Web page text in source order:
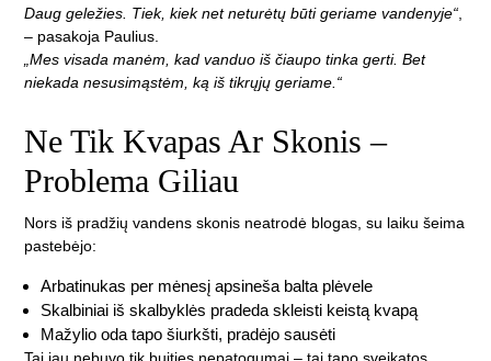
Daug geležies. Tiek, kiek net neturėtų būti geriame vandenyje“
– pasakoja Paulius.
„Mes visada manėm, kad vanduo iš čiaupo tinka gerti. Bet
niekada nesusimąstėm, ką iš tikrųjų geriame.“
Ne Tik Kvapas Ar Skonis –
Problema Giliau
Nors iš pradžių vandens skonis neatrodė blogas, su laiku šeima
pastebėjo:
Arbatinukas per mėnesį apsineša balta plėvele
Skalbiniai iš skalbyklės pradeda skleisti keistą kvapą
Mažylio oda tapo šiurkšti, pradėjo sausėti